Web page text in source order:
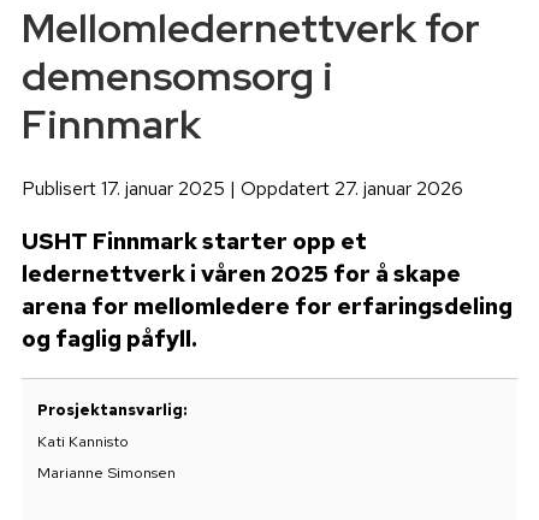
Mellomledernettverk for
demensomsorg i
Finnmark
Publisert 17. januar 2025 | Oppdatert 27. januar 2026
USHT Finnmark starter opp et
ledernettverk i våren 2025 for å skape
arena for mellomledere for erfaringsdeling
og faglig påfyll.
Prosjektansvarlig:
Kati Kannisto
Marianne Simonsen